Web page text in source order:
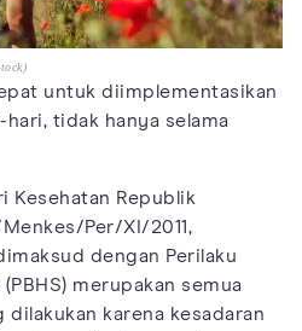
untuk diimplementasikan
tidak hanya selama
Kesehatan Republik
Per/XI/2011,
dengan Perilaku
merupakan semua
karena kesadaran